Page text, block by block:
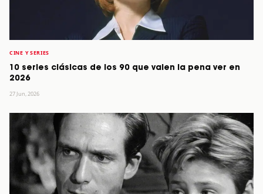
CINE Y SERIES
10 series clásicas de los 90 que valen la pena ver en
2026
27 Jun, 2026